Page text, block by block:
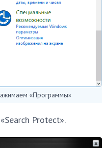
«Программы»
Protect».